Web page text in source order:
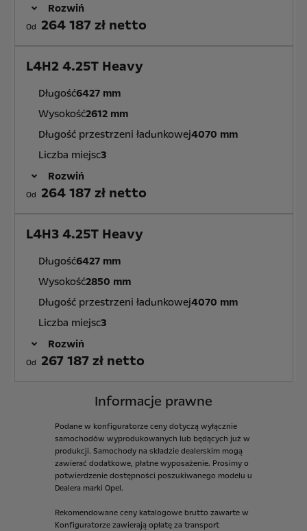
Rozwiń
Od 264 187 zł netto
L4H2 4.25T Heavy
Długość6427 mm
Wysokość2612 mm
Długość przestrzeni ładunkowej4070 mm
Liczba miejsc3
Rozwiń
Od 264 187 zł netto
L4H3 4.25T Heavy
Długość6427 mm
Wysokość2850 mm
Długość przestrzeni ładunkowej4070 mm
Liczba miejsc3
Rozwiń
Od 267 187 zł netto
Informacje prawne
Podane w konfiguratorze ceny dotyczą wyłącznie
samochodów wyprodukowanych lub będących już w
produkcji. Samochody na składzie dealerskim mogą
zawierać dodatkowe, płatne wyposażenie. Prosimy o
potwierdzenie dostępności poszukiwanego modelu u
Dealera marki Opel.
Rekomendowane ceny katalogowe brutto zawarte w
Konfiguratorze zawierają opłatę za transport